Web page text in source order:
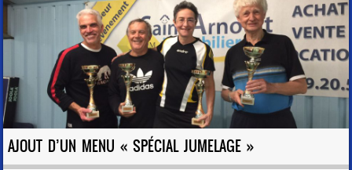
AJOUT D’UN MENU « SPÉCIAL JUMELAGE »